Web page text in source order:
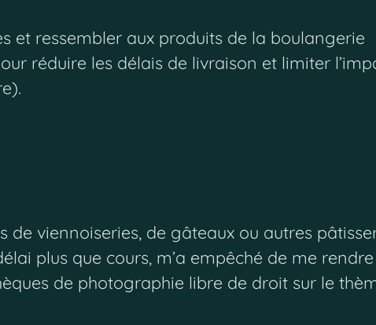
et ressembler aux produits de la boulangerie
réduire les délais de livraison et limiter
viennoiseries, de gâteaux ou autres
plus que cours, m’a empêché de me
de photographie libre de droit sur le